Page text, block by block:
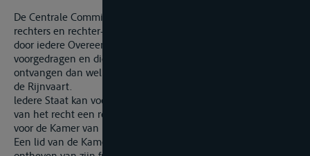
De Centrale Commissie wijst voor de duur van 6 jaar de
rechters en rechter-plaatsvervangers aan uit de personen die
door iedere Overeenkomstsluitende Staat hiertoe worden
voorgedragen en die een juridische opleiding moeten hebben
ontvangen dan wel ervaren dienen te zijn op het gebied van
de Rijnvaart.
ledere Staat kan voor de duur van ten minste een jaar afzien
van het recht een rechter en een rechter-plaatsvervanger
voor de Kamer van Beroep voor te dragen.
Een lid van de Kamer van Beroep kan alleen worden